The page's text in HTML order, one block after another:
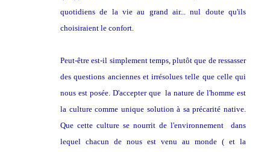
quotidiens de la vie au grand air... nul doute qu'ils
choisiraient le confort.
Peut-être est-il simplement temps, plutôt que de ressasser
des questions anciennes et irrésolues telle que celle qui
nous est posée. D'accepter que la nature de l'homme est
la culture comme unique solution à sa précarité native.
Que cette culture se nourrit de l'environnement dans
lequel chacun de nous est venu au monde ( et la